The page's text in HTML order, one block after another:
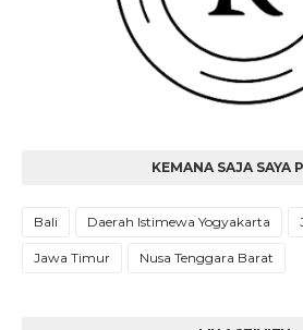
KEMANA SAJA SAYA
Bali Daerah Istimewa Yogyakarta
Jawa Timur Nusa Tenggara Barat